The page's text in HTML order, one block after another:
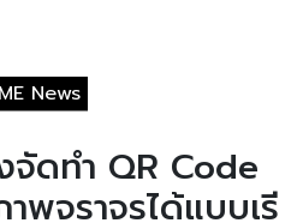
News
ดทำ QR Code
พจราจรได้แบบเรี